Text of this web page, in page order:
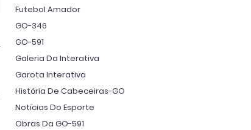
Futebol Amador
GO-346
GO-591
Galeria Da Interativa
Garota Interativa
História De Cabeceiras-GO
Notícias Do Esporte
Obras Da GO-591